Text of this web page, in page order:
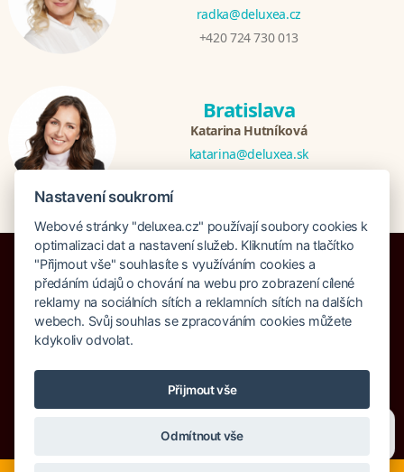
radka@deluxea.cz
+420 724 730 013
Bratislava
Katarina Hutníková
katarina@deluxea.sk
Pojištění proti úpadku 125 000 000 Kč
O společnosti
Vyhledávání
Cookies
© Copyright DELUXEA a.s. 1995-2026
Nastavení soukromí
Webové stránky "deluxea.cz" používají soubory cookies k
optimalizaci dat a nastavení služeb. Kliknutím na tlačítko
"Přijmout vše" souhlasíte s využíváním cookies a
předáním údajů o chování na webu pro zobrazení cílené
reklamy na sociálních sítích a reklamních sítích na dalších
webech. Svůj souhlas se zpracováním cookies můžete
kdykoliv odvolat.
Přijmout vše
Odmítnout vše
Chettyho.